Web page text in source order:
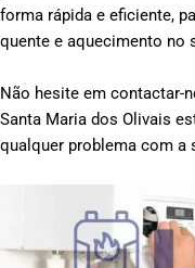
forma rápida e eficiente,
quente e aquecimento no
Não hesite em contactar-
Santa Maria dos Olivais
qualquer problema com a